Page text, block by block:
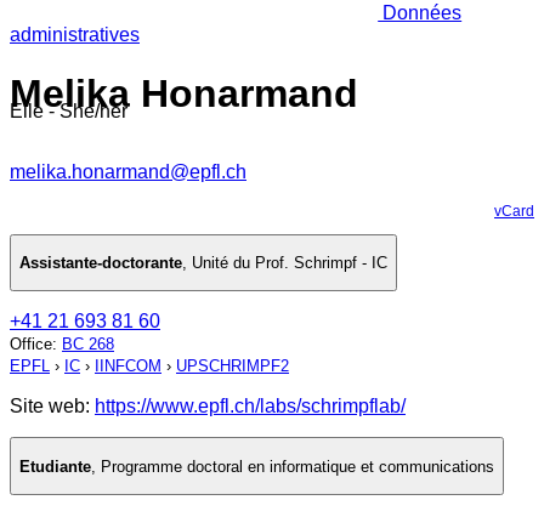
Données
administratives
Melika Honarmand
Elle - She/her
melika.honarmand@epfl.ch
vCard
Assistante-doctorante Unité du Prof. Schrimpf - IC
+41 21 693 81 60
Office: BC 268
EPFL › IC › IINFCOM › UPSCHRIMPF2
Site web: https://www.epfl.ch/labs/schrimpflab/
Etudiante Programme doctoral en informatique et communications